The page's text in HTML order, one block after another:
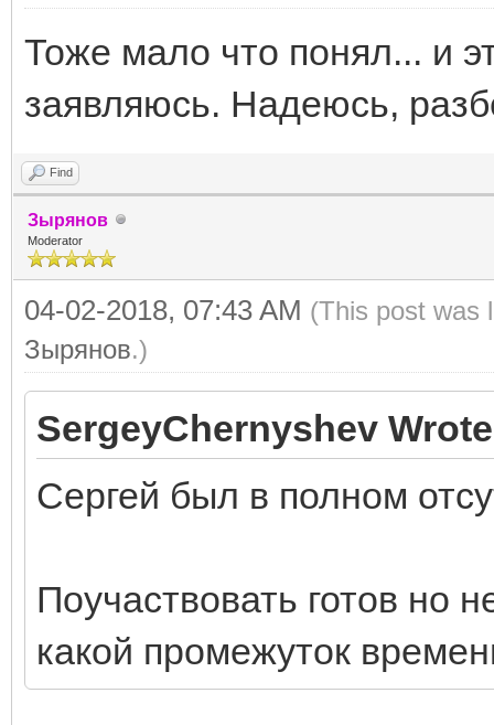
Тоже мало что понял... и
заявляюсь. Надеюсь,
Find
Зырянов
Moderator
04-02-2018, 07:43 AM (This post was
Зырянов.)
SergeyChernyshev
Сергей был в полном
Поучаствовать готов но
какой промежуток